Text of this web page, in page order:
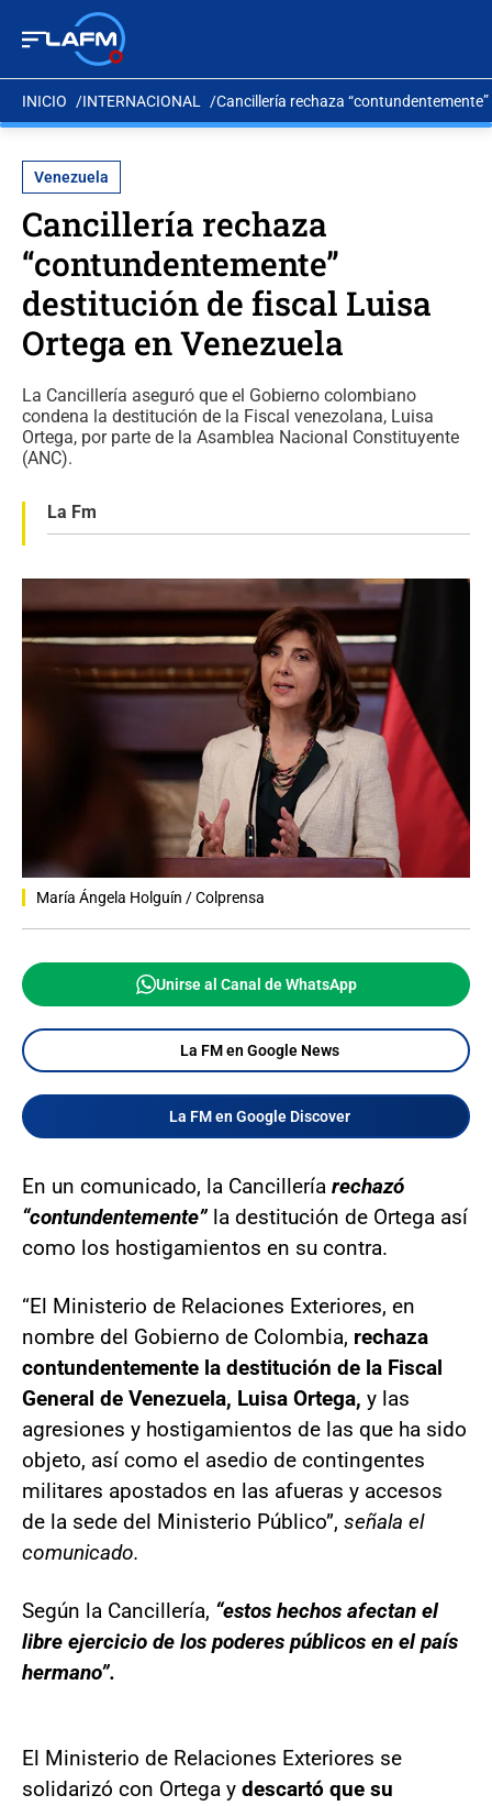
INICIO INTERNACIONAL Cancillería rechaza
Venezuela
Cancillería rechaza
“contundentemente”
destitución de fiscal Luisa
Ortega en Venezuela
La Cancillería aseguró que el Gobierno colombiano
condena la destitución de la Fiscal venezolana, Luisa
Ortega, por parte de la Asamblea Nacional Constituyente
(ANC).
La Fm
María Ángela Holguín / Colprensa
Unirse al Canal de WhatsApp
La FM en Google News
La FM en Google Discover
En un comunicado, la Cancillería rechazó
“contundentemente” la destitución de Ortega así
como los hostigamientos en su contra.
“El Ministerio de Relaciones Exteriores, en
nombre del Gobierno de Colombia, rechaza
contundentemente la destitución de la Fiscal
General de Venezuela, Luisa Ortega, y las
agresiones y hostigamientos de las que ha sido
objeto, así como el asedio de contingentes
militares apostados en las afueras y accesos
de la sede del Ministerio Público”, señala el
comunicado.
Según la Cancillería, “estos hechos afectan el
libre ejercicio de los poderes públicos en el país
hermano”.
El Ministerio de Relaciones Exteriores se
solidarizó con Ortega y descartó que su